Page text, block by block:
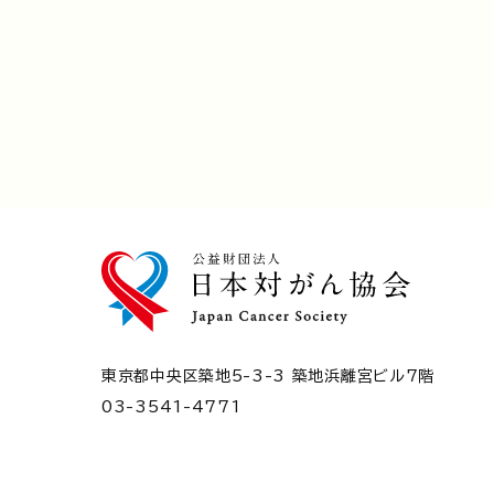
東京都中央区築地5-3-3 築地浜離宮ビル7階
03-3541-4771